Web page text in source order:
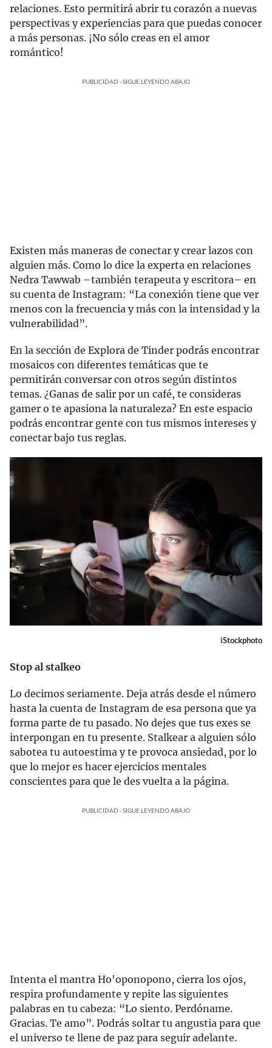
relaciones. Esto permitirá abrir tu corazón a nuevas
perspectivas y experiencias para que puedas conocer
a más personas. ¡No sólo creas en el amor
romántico!
PUBLICIDAD - SIGUE LEYENDO ABAJO
Existen más maneras de conectar y crear lazos con
alguien más. Como lo dice la experta en relaciones
Nedra Tawwab –también terapeuta y escritora– en
su cuenta de Instagram: “La conexión tiene que ver
menos con la frecuencia y más con la intensidad y la
vulnerabilidad”.
En la sección de Explora de Tinder podrás encontrar
mosaicos con diferentes temáticas que te
permitirán conversar con otros según distintos
temas. ¿Ganas de salir por un café, te consideras
gamer o te apasiona la naturaleza? En este espacio
podrás encontrar gente con tus mismos intereses y
conectar bajo tus reglas.
iStockphoto
Stop al stalkeo
Lo decimos seriamente. Deja atrás desde el número
hasta la cuenta de Instagram de esa persona que ya
forma parte de tu pasado. No dejes que tus exes se
interpongan en tu presente. Stalkear a alguien sólo
sabotea tu autoestima y te provoca ansiedad, por lo
que lo mejor es hacer ejercicios mentales
conscientes para que le des vuelta a la página.
PUBLICIDAD - SIGUE LEYENDO ABAJO
Intenta el mantra Ho'oponopono, cierra los ojos,
respira profundamente y repite las siguientes
palabras en tu cabeza: “Lo siento. Perdóname.
Gracias. Te amo”. Podrás soltar tu angustia para que
el universo te llene de paz para seguir adelante.